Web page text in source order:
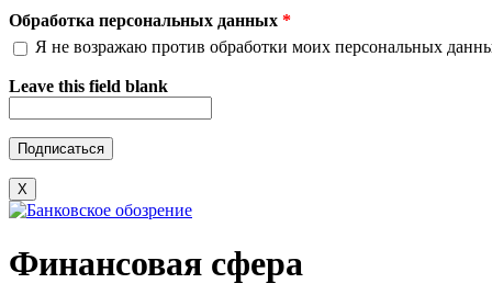
Обработка персональных данных *
Я не возражаю против обработки моих персональных
Leave this field blank
X
Финансовая сфера